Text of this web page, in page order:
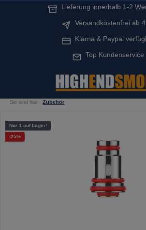
Lieferung innerhalb 1-2
Versandkostenfrei ab
Klarna & Paypal
Top Kundenservice
Sie sind hier: Zubehör
Bildergalerie überspringen
Nur 1 auf Lager!
-25%Rabatt